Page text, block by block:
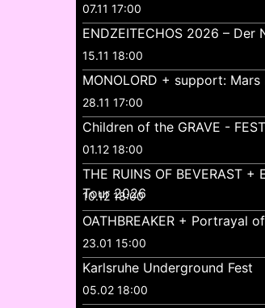
07.11 17:00
ENDZEITECHOS 2026 – Der
15.11 18:00
MONOLORD + support: Mars
28.11 17:00
Children of the GRAVE -
01.12 18:00
THE RUINS OF BEVERAST +
Tour 2026
10.12 18:00
OATHBREAKER + Portrayal
23.01 15:00
Karlsruhe Underground Fest
05.02 18:00